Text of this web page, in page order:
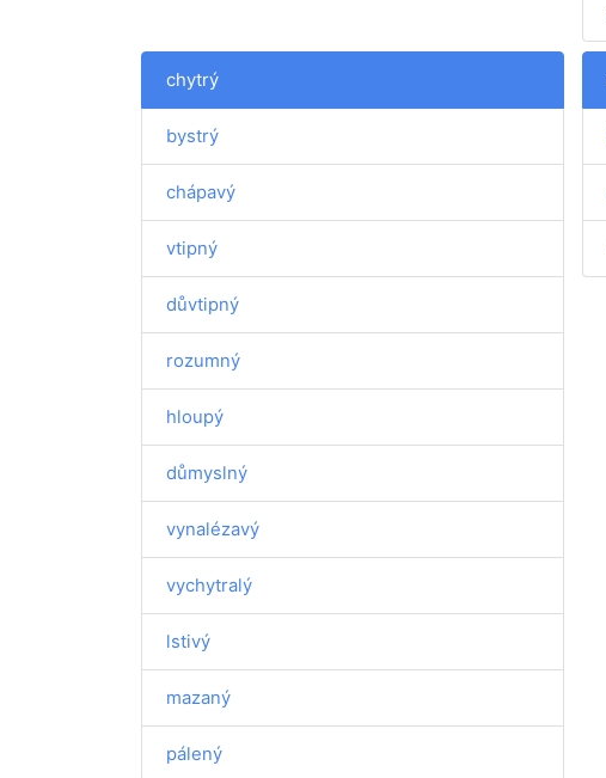
chytrý
bystrý
chápavý
vtipný
důvtipný
rozumný
hloupý
důmyslný
vynalézavý
vychytralý
lstivý
mazaný
pálený